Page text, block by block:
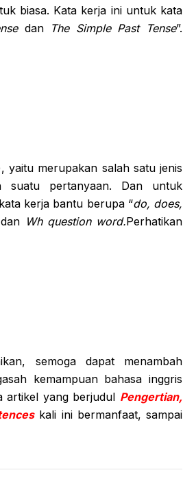
biasa. Kata kerja ini untuk kata
dan The Simple Past Tense”.
yaitu merupakan salah satu jenis
suatu pertanyaan. Dan untuk
kerja bantu berupa “do, does,
dan Wh question word.Perhatikan
semoga dapat menambah
kemampuan bahasa inggris
artikel yang berjudul Pengertian,
kali ini bermanfaat, sampai